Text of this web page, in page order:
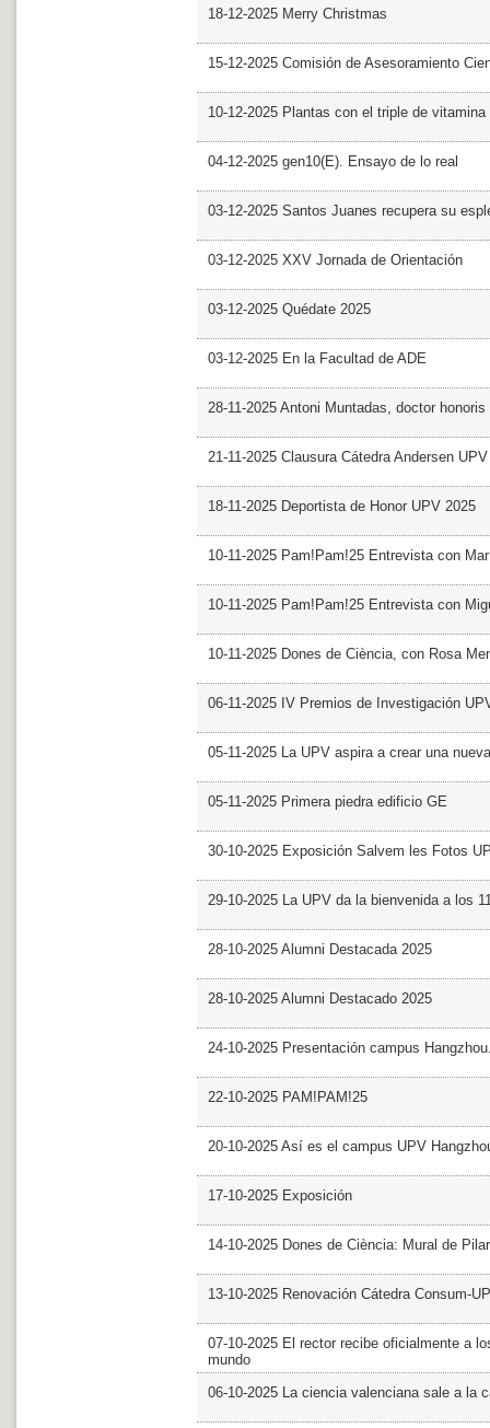
18-12-2025 Merry Christmas
15-12-2025 Comisión de Asesoramiento
10-12-2025 Plantas con el triple de vitamina
04-12-2025 gen10(E). Ensayo de lo real
03-12-2025 Santos Juanes recupera su
03-12-2025 XXV Jornada de Orientación
03-12-2025 Quédate 2025
03-12-2025 En la Facultad de ADE
28-11-2025 Antoni Muntadas, doctor
21-11-2025 Clausura Cátedra Andersen UPV
18-11-2025 Deportista de Honor UPV 2025
10-11-2025 Pam!Pam!25 Entrevista con
10-11-2025 Pam!Pam!25 Entrevista con
10-11-2025 Dones de Ciència, con Rosa
06-11-2025 IV Premios de Investigación
05-11-2025 La UPV aspira a crear una
05-11-2025 Primera piedra edificio GE
30-10-2025 Exposición Salvem les Fotos
29-10-2025 La UPV da la bienvenida a los
28-10-2025 Alumni Destacada 2025
28-10-2025 Alumni Destacado 2025
24-10-2025 Presentación campus
22-10-2025 PAM!PAM!25
20-10-2025 Así es el campus UPV
17-10-2025 Exposición
14-10-2025 Dones de Ciència: Mural de
13-10-2025 Renovación Cátedra Consum-
07-10-2025 El rector recibe oficialmente a
mundo
06-10-2025 La ciencia valenciana sale a la